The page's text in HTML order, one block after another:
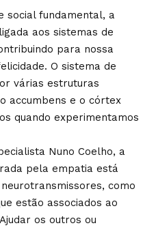
social fundamental, a
aos sistemas de
para nossa
O sistema de
várias estruturas
accumbens e o córtex
quando experimentamos
Nuno Coelho, a
pela empatia está
como
estão associados ao
os outros ou